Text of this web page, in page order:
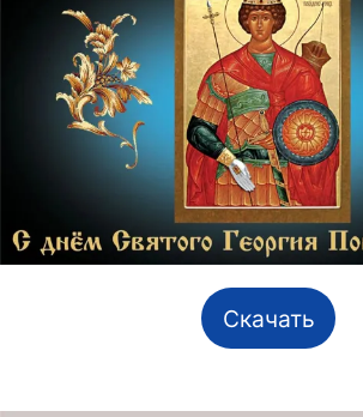
Скачать